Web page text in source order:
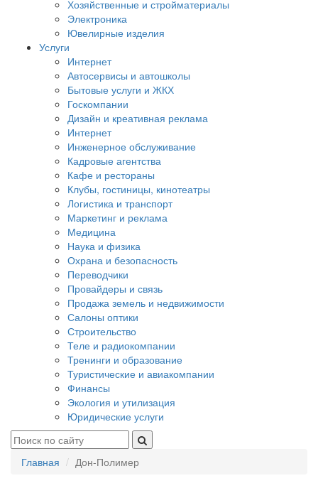
Хозяйственные и стройматериалы
Электроника
Ювелирные изделия
Услуги
Интернет
Автосервисы и автошколы
Бытовые услуги и ЖКХ
Госкомпании
Дизайн и креативная реклама
Интернет
Инженерное обслуживание
Кадровые агентства
Кафе и рестораны
Клубы, гостиницы, кинотеатры
Логистика и транспорт
Маркетинг и реклама
Медицина
Наука и физика
Охрана и безопасность
Переводчики
Провайдеры и связь
Продажа земель и недвижимости
Салоны оптики
Строительство
Теле и радиокомпании
Тренинги и образование
Туристические и авиакомпании
Финансы
Экология и утилизация
Юридические услуги
Главная Дон-Полимер